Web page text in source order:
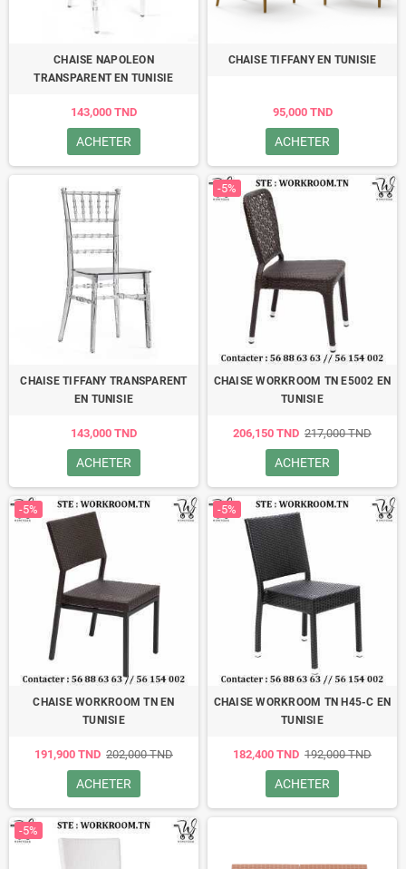
CHAISE NAPOLEON
TRANSPARENT EN TUNISIE
143,000 TND
ACHETER
CHAISE TIFFANY EN TUNISIE
95,000 TND
ACHETER
CHAISE TIFFANY TRANSPARENT
EN TUNISIE
143,000 TND
ACHETER
-5%
CHAISE WORKROOM TN E5002 EN
TUNISIE
206,150 TND 217,000 TND
ACHETER
-5%
CHAISE WORKROOM TN EN
TUNISIE
191,900 TND 202,000 TND
ACHETER
-5%
CHAISE WORKROOM TN H45-C EN
TUNISIE
182,400 TND 192,000 TND
ACHETER
-5%